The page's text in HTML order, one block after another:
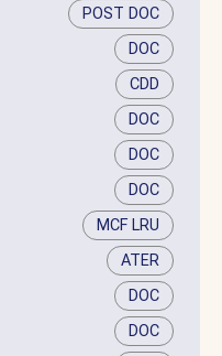
POST DOC
DOC
CDD
DOC
DOC
DOC
MCF LRU
ATER
DOC
DOC